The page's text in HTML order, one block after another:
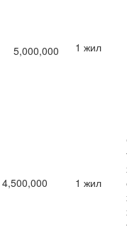
5,000,000 1 жил
4,500,000 1 жил